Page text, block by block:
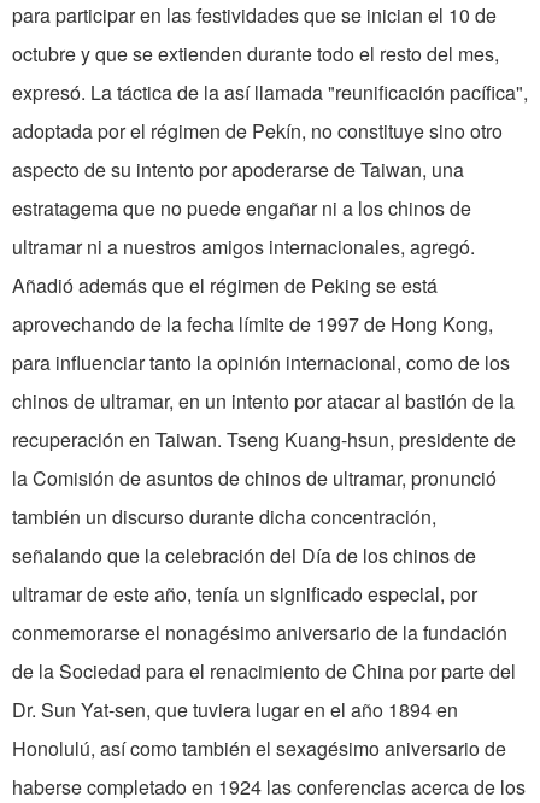
para participar en las festividades que se inician el 10 de
octubre y que se extienden durante todo el resto del mes,
expresó. La táctica de la así llamada "reunificación pacífica",
adoptada por el régimen de Pekín, no constituye sino otro
aspecto de su intento por apoderarse de Taiwan, una
estratagema que no puede engañar ni a los chinos de
ultramar ni a nuestros amigos internacionales, agregó.
Añadió además que el régimen de Peking se está
aprovechando de la fecha límite de 1997 de Hong Kong,
para influenciar tanto la opinión internacional, como de los
chinos de ultramar, en un intento por atacar al bastión de la
recuperación en Taiwan. Tseng Kuang-hsun, presidente de
la Comisión de asuntos de chinos de ultramar, pronunció
también un discurso durante dicha concentración,
señalando que la celebración del Día de los chinos de
ultramar de este año, tenía un significado especial, por
conmemorarse el nonagésimo aniversario de la fundación
de la Sociedad para el renacimiento de China por parte del
Dr. Sun Yat-sen, que tuviera lugar en el año 1894 en
Honolulú, así como también el sexagésimo aniversario de
haberse completado en 1924 las conferencias acerca de los